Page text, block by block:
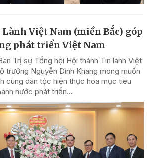
Việt Nam (miền Bắc) góp
phát triển Việt Nam
Trị sự Tổng hội Hội thánh Tin lành Việt
trưởng Nguyễn Đình Khang mong muốn
cùng dân tộc hiện thực hóa mục tiêu
nước phát triển...